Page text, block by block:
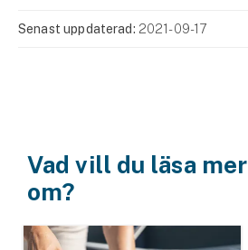
Senast uppdaterad: 2021-09-17
Vad vill du läsa mer
om?